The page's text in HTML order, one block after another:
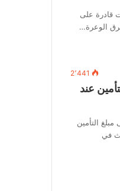
قادرة على
الوعرة…
2٬441
عند
التأمين
في